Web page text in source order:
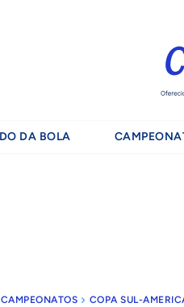
DA BOLA
CAMPEONATOS COPA SUL-